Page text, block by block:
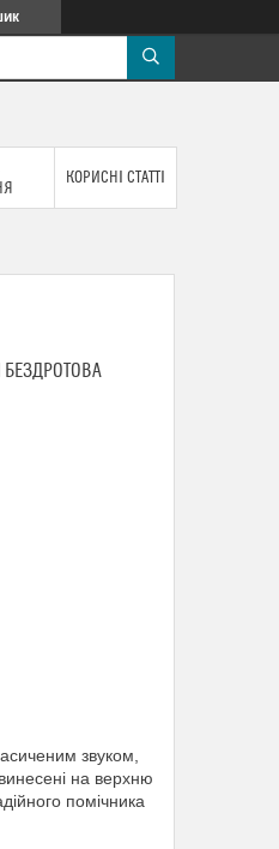
КОРИСНІ СТАТТІ
БЕЗДРОТОВА
звуком,
на верхню
помічника